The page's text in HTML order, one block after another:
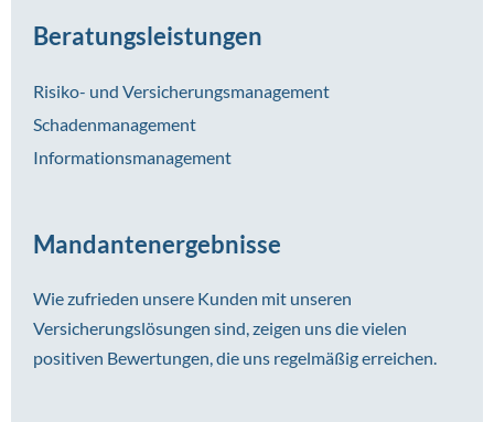
Beratungsleistungen
Risiko- und Versicherungsmanagement
Schadenmanagement
Informationsmanagement
Mandantenergebnisse
Wie zufrieden unsere Kunden mit unseren
Versicherungslösungen sind, zeigen uns die vielen
positiven Bewertungen, die uns regelmäßig erreichen.